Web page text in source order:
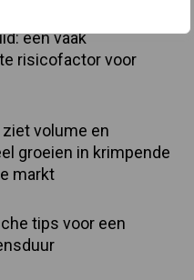
een vaak
risicofactor voor
ziet volume en
groeien in krimpende
markt
tips voor een